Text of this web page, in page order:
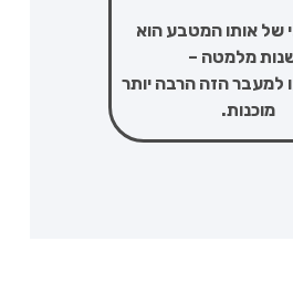
של אותו המטבע הוא
מלמטה –
למעבר הזה הרבה יותר
מוכנות.